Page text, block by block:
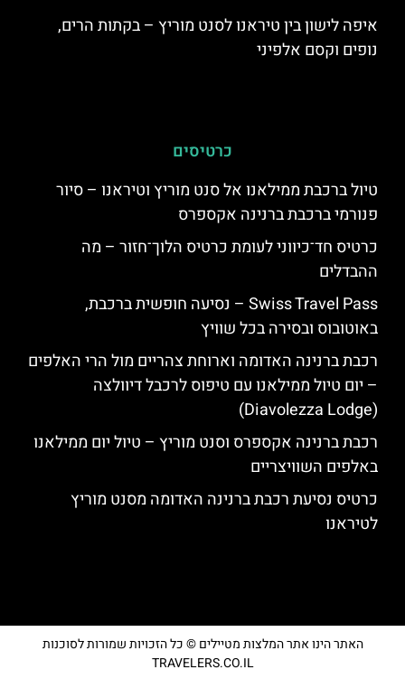
איפה לישון בין טיראנו לסנט מוריץ – בקתות הרים,
נופים וקסם אלפיני
כרטיסים
טיול ברכבת ממילאנו אל סנט מוריץ וטיראנו – סיור
פנורמי ברכבת ברנינה אקספרס
כרטיס חד־כיווני לעומת כרטיס הלוך־חזור – מה
ההבדלים
Swiss Travel Pass – נסיעה חופשית ברכבת,
באוטובוס ובסירה בכל שוויץ
רכבת ברנינה האדומה וארוחת צהריים מול הרי האלפים
– יום טיול ממילאנו עם טיפוס לרכבל דיוולצה
(Diavolezza Lodge)
רכבת ברנינה אקספרס וסנט מוריץ – טיול יום ממילאנו
באלפים השוויצריים
כרטיס נסיעת רכבת ברנינה האדומה מסנט מוריץ
לטיראנו
האתר הינו אתר המלצות מטיילים © כל הזכויות שמורות לסוכנות
TRAVELERS.CO.IL